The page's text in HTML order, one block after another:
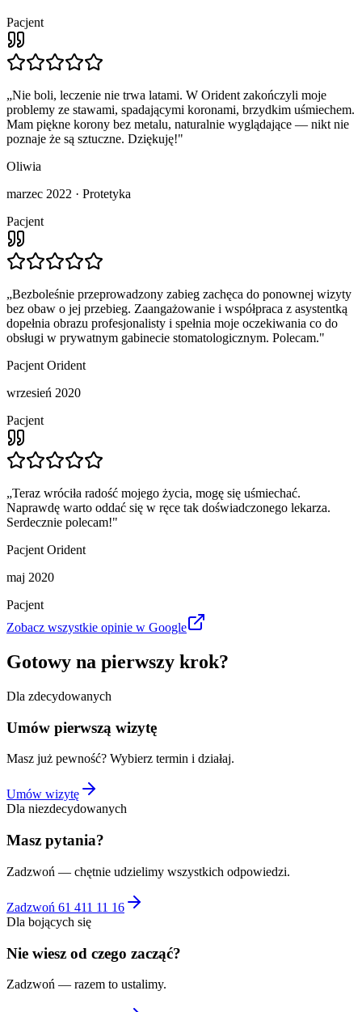
Pacjent
„Nie boli, leczenie nie trwa latami. W Orident zakończyli moje
problemy ze stawami, spadającymi koronami, brzydkim uśmiechem.
Mam piękne korony bez metalu, naturalnie wyglądające — nikt nie
poznaje że są sztuczne. Dziękuję!"
Oliwia
marzec 2022 · Protetyka
Pacjent
„Bezboleśnie przeprowadzony zabieg zachęca do ponownej wizyty
bez obaw o jej przebieg. Zaangażowanie i współpraca z asystentką
dopełnia obrazu profesjonalisty i spełnia moje oczekiwania co do
obsługi w prywatnym gabinecie stomatologicznym. Polecam."
Pacjent Orident
wrzesień 2020
Pacjent
„Teraz wróciła radość mojego życia, mogę się uśmiechać.
Naprawdę warto oddać się w ręce tak doświadczonego lekarza.
Serdecznie polecam!"
Pacjent Orident
maj 2020
Pacjent
Zobacz wszystkie opinie w Google
Gotowy na pierwszy krok?
Dla zdecydowanych
Umów pierwszą wizytę
Masz już pewność? Wybierz termin i działaj.
Umów wizytę
Dla niezdecydowanych
Masz pytania?
Zadzwoń — chętnie udzielimy wszystkich odpowiedzi.
Zadzwoń 61 411 11 16
Dla bojących się
Nie wiesz od czego zacząć?
Zadzwoń — razem to ustalimy.